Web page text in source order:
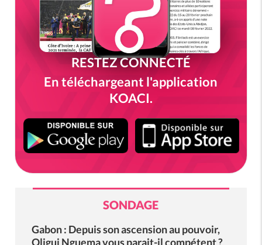
RESTEZ CONNECTÉ
En téléchargeant l'application
KOACI.
SONDAGE
Gabon : Depuis son ascension au pouvoir,
Oligui Nguema vous parait-il compétent ?